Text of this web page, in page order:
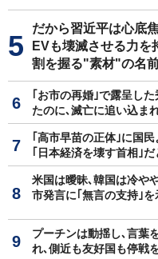
だから習近平は心底
EVも壊滅させる力を
割を握る"素材"の名
｢お市の再婚｣で露呈し
たのに､滅亡に追い込ま
｢高市早苗の正体｣に国
｢日本経済を壊す首相｣
米国は曖昧､韓国は冷や
市発言に｢無言の支持｣
プーチンは動揺し､言葉
れ､側近も友好国も停戦